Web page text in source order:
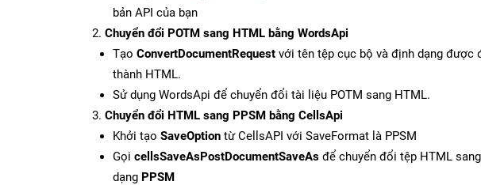
bản API của bạn
Chuyển đổi POTM sang HTML bằng WordsApi
Tạo ConvertDocumentRequest với tên tệp cục bộ và định dạng được
thành HTML.
Sử dụng WordsApi để chuyển đổi tài liệu POTM sang HTML.
Chuyển đổi HTML sang PPSM bằng CellsApi
Khởi tạo SaveOption từ CellsAPI với SaveFormat là PPSM
Gọi cellsSaveAsPostDocumentSaveAs để chuyển đổi tệp HTML
dạng PPSM